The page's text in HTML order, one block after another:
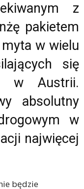
z
pakietem
w wielu
się
w Austrii.
absolutny
w
najwięcej
będzie